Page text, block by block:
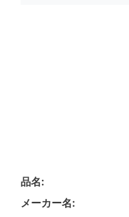
品名
メーカー名